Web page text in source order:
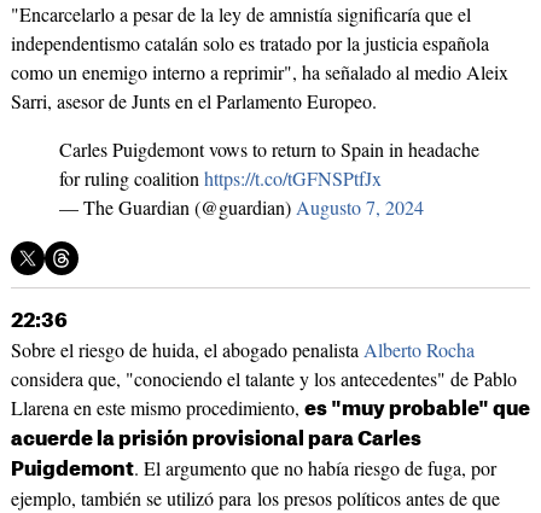
"Encarcelarlo a pesar de la ley de amnistía significaría que el
independentismo catalán solo es tratado por la justicia española
como un enemigo interno a reprimir", ha señalado al medio Aleix
Sarri, asesor de Junts en el Parlamento Europeo.
Carles Puigdemont vows to return to Spain in headache
for ruling coalitionhttps://t.co/tGFNSPtfJx
— The Guardian (@guardian)Augusto 7, 2024
22:36
Sobre el riesgo de huida, el abogado penalistaAlberto Rocha
considera que, "conociendo el talante y los antecedentes" de Pablo
Llarena en este mismo procedimiento, es "muy probable" que
acuerde la prisión provisional para Carles
Puigdemont. El argumento que no había riesgo de fuga, por
ejemplo, también se utilizó para los presos políticos antes de que